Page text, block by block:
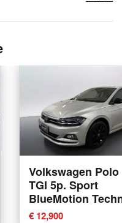
Volkswagen Polo
TGI 5p. Sport
BlueMotion
del 2020 usata a
€ 12,900